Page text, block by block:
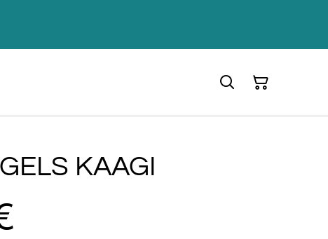
KAAGI